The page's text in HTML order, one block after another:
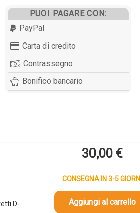
PUOI PAGARE CON:
PayPal
Carta di credito
Contrassegno
Bonifico bancario
D-
30,00 €
CONSEGNA IN 3-5 GIORNI
Aggiungi al carrello